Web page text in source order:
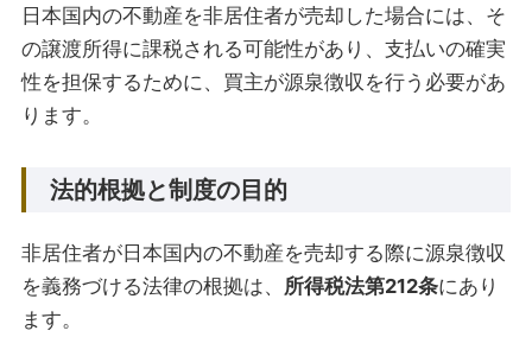
日本国内の不動産を非居住者が売却した場合には、そ
の譲渡所得に課税される可能性があり、支払いの確実
性を担保するために、買主が源泉徴収を行う必要があ
ります。
法的根拠と制度の目的
非居住者が日本国内の不動産を売却する際に源泉徴収
を義務づける法律の根拠は、 所得税法第212条にあり
ます。